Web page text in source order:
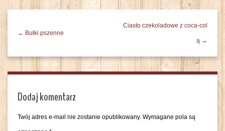
← Bułki pszenne
Ciasto czekoladowe z coca-col
ą →
Dodaj komentarz
Twój adres e-mail nie zostanie opublikowany. Wymagane pola są